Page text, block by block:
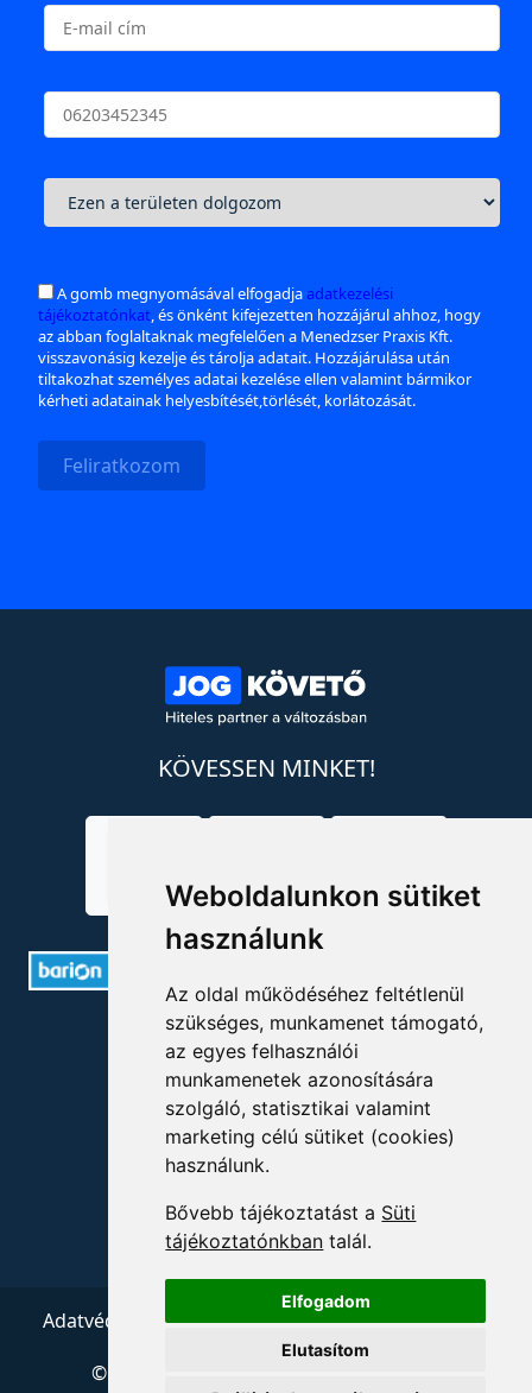
Weboldalunkon sütiket
használunk
Az oldal működéséhez feltétlenül
szükséges, munkamenet támogató,
az egyes felhasználói
munkamenetek azonosítására
szolgáló, statisztikai valamint
marketing célú sütiket (cookies)
használunk.
Bővebb tájékoztatást a Süti
tájékoztatónkban talál.
Elfogadom
Elutasítom
A gomb megnyomásával elfogadjaadatkezelési
tájékoztatónkat, és önként kifejezetten hozzájárul ahhoz, hogy
az abban foglaltaknak megfelelően a Menedzser Praxis Kft.
visszavonásig kezelje és tárolja adatait. Hozzájárulása után
tiltakozhat személyes adatai kezelése ellen valamint bármikor
kérheti adatainak helyesbítését,törlését, korlátozását.
Feliratkozom
KÖVESSEN MINKET!
ELÉRHETŐSÉGEK
+36 1 880 7600
info@mprx.hu
Adatvédelem ÁSZF Impresszum
Kapcsolat
© 2026 Copyright: